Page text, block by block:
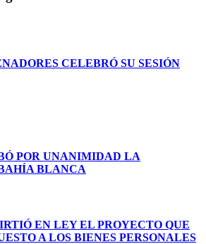
CELEBRÓ SU SESIÓN
POR UNANIMIDAD LA
BLANCA
EN LEY EL PROYECTO QUE
A LOS BIENES PERSONALES